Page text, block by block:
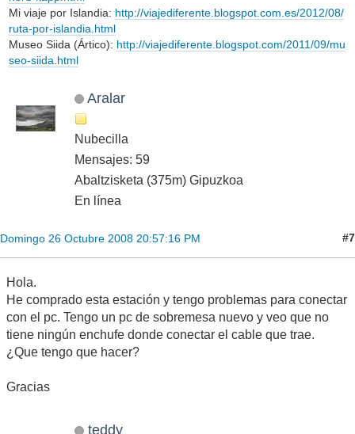
Mi viaje por Islandia: http://viajediferente.blogspot.com.es/2012/08/
ruta-por-islandia.html
Museo Siida (Ártico): http://viajediferente.blogspot.com/2011/09/mu
seo-siida.html
Aralar
Nubecilla
Mensajes: 59
Abaltzisketa (375m) Gipuzkoa
En línea
Domingo 26 Octubre 2008 20:57:16 PM #7
Hola.
He comprado esta estación y tengo problemas para conectar
con el pc. Tengo un pc de sobremesa nuevo y veo que no
tiene ningún enchufe donde conectar el cable que trae.
¿Que tengo que hacer?
Gracias
teddy